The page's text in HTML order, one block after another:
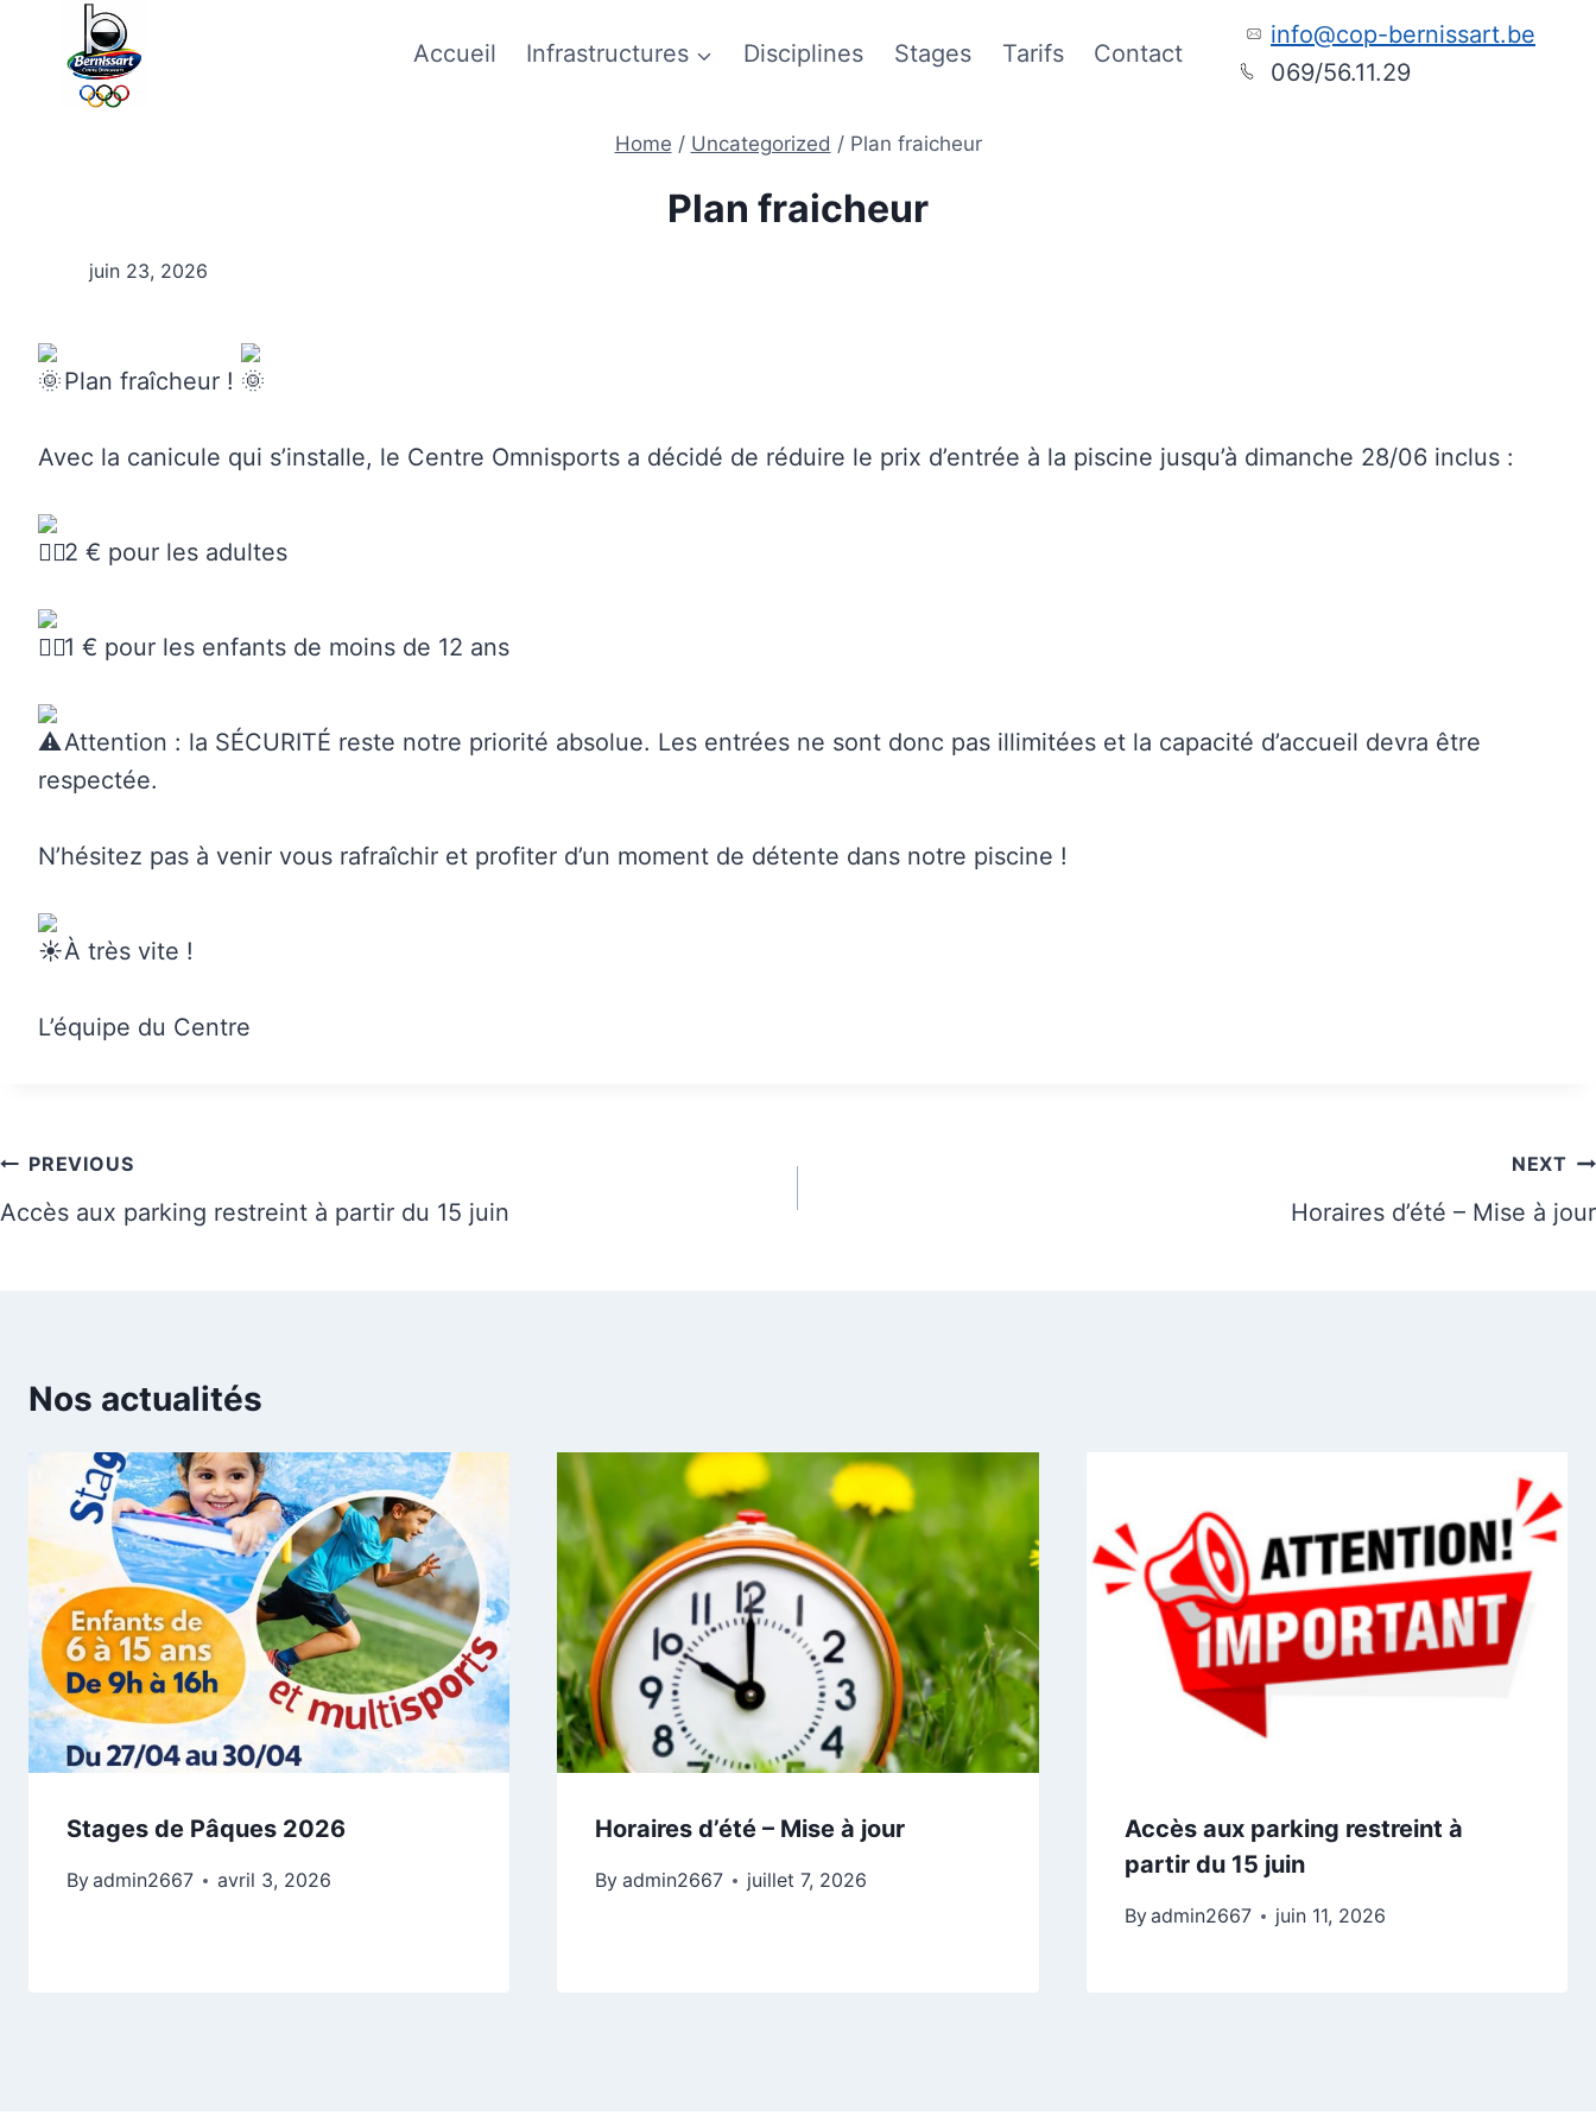
content
Accueil Infrastructures Disciplines Stages Tarifs Contact
info@cop-bernissart.be
069/56.11.29
Home / Uncategorized / Plan fraicheur
Plan fraicheur
juin 23, 2026
Plan fraîcheur !
Avec la canicule qui s’installe, le Centre Omnisports a décidé de réduire le prix d’entrée à la piscine jusqu’à dimanche 28/06 inclus :
2 € pour les adultes
1 € pour les enfants de moins de 12 ans
Attention : la SÉCURITÉ reste notre priorité absolue. Les entrées ne sont donc pas illimitées et la capacité d’accueil devra être
respectée.
N’hésitez pas à venir vous rafraîchir et profiter d’un moment de détente dans notre piscine !
À très vite !
L’équipe du Centre
Navigation
de
PREVIOUS
Accès aux parking restreint à partir du 15 juin
NEXT
Horaires d’été – Mise à jour
Nos actualités
Stages de Pâques 2026
Byadmin2667 avril 3, 2026
Horaires d’été – Mise à jour
By admin2667 juillet 7, 2026
Accès aux parking restreint à
partir du 15 juin
Byadmin2667 juin 11, 2026